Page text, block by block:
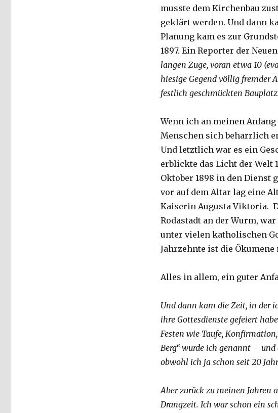
musste dem Kirchenbau
geklärt werden. Und dann
Planung kam es zur
1897. Ein Reporter der
langen Zuge, voran etwa 10
hiesige Gegend völlig fremder
festlich geschmückten
Wenn ich an meinen
Menschen sich beharrlich
Und letztlich war es ein
erblickte das Licht der Welt
Oktober 1898 in den Dienst
vor auf dem Altar lag eine
Kaiserin Augusta Viktoria.
Rodastadt an der Wurm,
unter vielen katholischen
Jahrzehnte ist die
Alles in allem, ein guter
Und dann kam die Zeit, in der
ihre Gottesdienste gefeiert
Festen wie Taufe,
Berg“ wurde ich genannt –
obwohl ich ja schon seit 20
Aber zurück zu meinen Jahren
Drangzeit. Ich war schon ein